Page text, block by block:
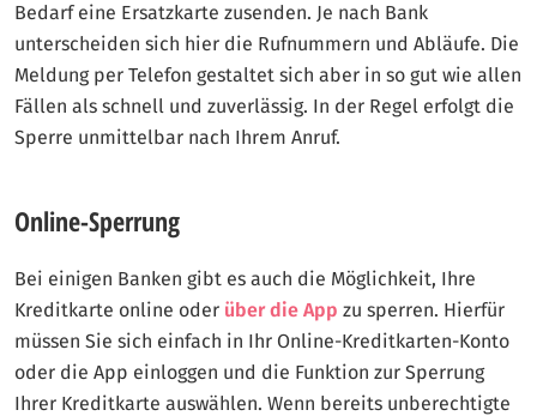
Bedarf eine Ersatzkarte zusenden. Je nach Bank
unterscheiden sich hier die Rufnummern und Abläufe. Die
Meldung per Telefon gestaltet sich aber in so gut wie allen
Fällen als schnell und zuverlässig. In der Regel erfolgt die
Sperre unmittelbar nach Ihrem Anruf.
Online-Sperrung
Bei einigen Banken gibt es auch die Möglichkeit, Ihre
Kreditkarte online oder über die App zu sperren. Hierfür
müssen Sie sich einfach in Ihr Online-Kreditkarten-Konto
oder die App einloggen und die Funktion zur Sperrung
Ihrer Kreditkarte auswählen. Wenn bereits unberechtigte